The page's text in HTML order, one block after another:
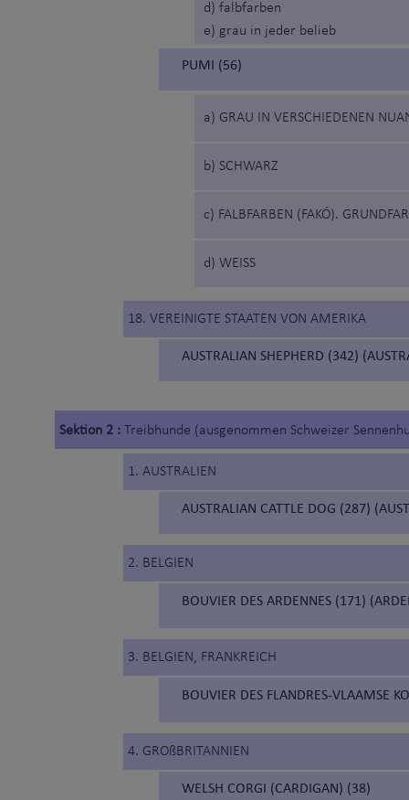
d) falbfarben
e) grau in jeder belieb
PUMI (56)
a) GRAU IN VERSCHIEDENEN
b) SCHWARZ
c) FALBFARBEN (FAKÓ).
d) WEISS
18. VEREINIGTE STAATEN VON AMERIKA
AUSTRALIAN SHEPHERD (342)
Sektion 2 : Treibhunde (ausgenommen Schweizer
1. AUSTRALIEN
AUSTRALIAN CATTLE DOG (287)
2. BELGIEN
BOUVIER DES ARDENNES (171)
3. BELGIEN, FRANKREICH
BOUVIER DES FLANDRES-VLAAMSE
4. GROßBRITANNIEN
WELSH CORGI (CARDIGAN) (38)